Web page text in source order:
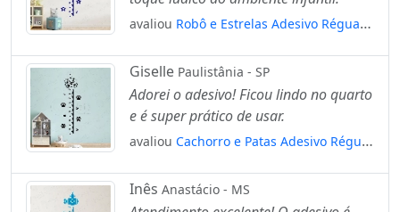
avaliou Robô e Estrelas Adesivo Régua
Altura para Quarto, Porta e Parede
Mod:183
Giselle Paulistânia - SP
Adorei o adesivo! Ficou lindo no quarto
e é super prático de usar.
avaliou Cachorro e Patas Adesivo Régua
Altura para Quarto, Porta e Parede
Mod:12
Inês Anastácio - MS